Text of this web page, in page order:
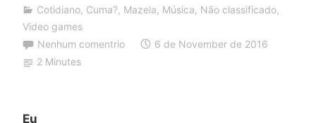
ficar
Cotidiano, Cuma?, Mazela, Música, Não classificado,
Video games
Nenhum comentrio
6 de November de 2016
2 Minutes
Eu